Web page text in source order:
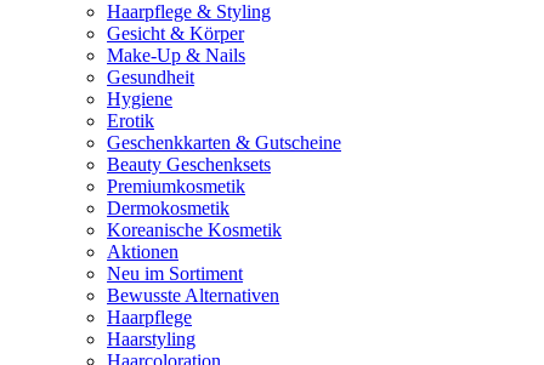
Haarpflege & Styling
Gesicht & Körper
Make-Up & Nails
Gesundheit
Hygiene
Erotik
Geschenkkarten & Gutscheine
Beauty Geschenksets
Premiumkosmetik
Dermokosmetik
Koreanische Kosmetik
Aktionen
Neu im Sortiment
Bewusste Alternativen
Haarpflege
Haarstyling
Haarcoloration